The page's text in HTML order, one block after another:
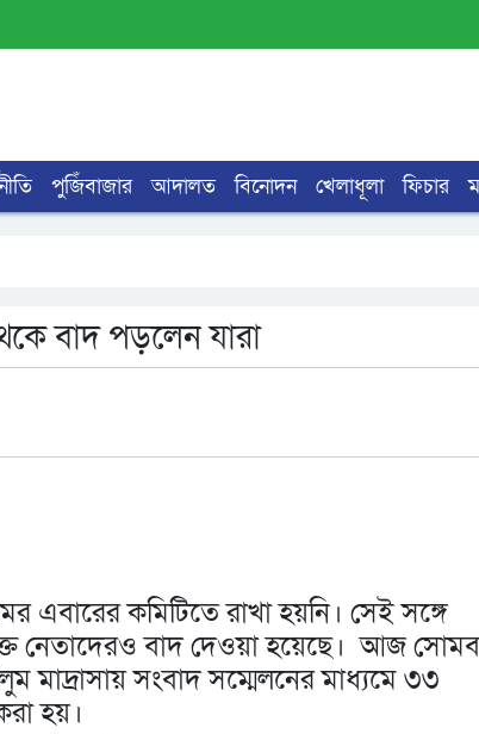
পুজিঁবাজার আদালত বিনোদন খেলাধূলা ফিচার
বাদ পড়লেন যারা
এবারের কমিটিতে রাখা হয়নি। সেই সঙ্গে
নেতাদেরও বাদ দেওয়া হয়েছে। আজ
সংবাদ সম্মেলনের মাধ্যমে ৩৩
হয়।